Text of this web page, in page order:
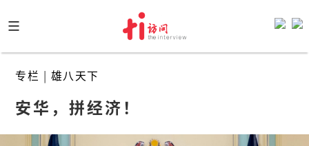
to
content
专栏 | 雄八天下
安华，拼经济！